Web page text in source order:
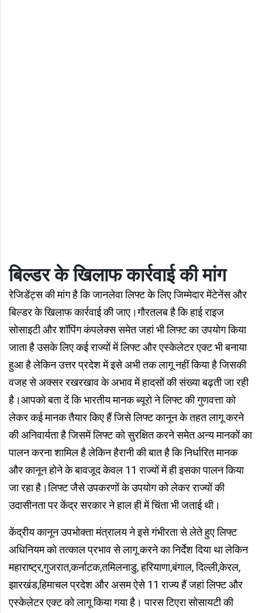
बिल्डर के खिलाफ कार्रवाई की मांग
रेजिडेंट्स की मांग है कि जानलेवा लिफ्ट के लिए जिम्मेदार मेंटेनेंस और
बिल्डर के खिलाफ कार्रवाई की जाए।गौरतलब है कि हाई राइज
सोसाइटी और शॉपिंग कंपलेक्स समेत जहां भी लिफ्ट का उपयोग किया
जाता है उसके लिए कई राज्यों में लिफ्ट और एस्केलेटर एक्ट भी बनाया
हुआ है लेकिन उत्तर प्रदेश में इसे अभी तक लागू नहीं किया है जिसकी
वजह से अक्सर रखरखाव के अभाव में हादसों की संख्या बढ़ती जा रही
है।आपको बता दें कि भारतीय मानक ब्यूरो ने लिफ्ट की गुणवत्ता को
लेकर कई मानक तैयार किए हैं जिसे लिफ्ट कानून के तहत लागू करने
की अनिवार्यता है जिसमें लिफ्ट को सुरक्षित करने समेत अन्य मानकों का
पालन करना शामिल है लेकिन हैरानी की बात है कि निर्धारित मानक
और कानून होने के बावजूद केवल 11 राज्यों में ही इसका पालन किया
जा रहा है।लिफ्ट जैसे उपकरणों के उपयोग को लेकर राज्यों की
उदासीनता पर केंद्र सरकार ने हाल ही में चिंता भी जताई थी।
केंद्रीय कानून उपभोक्ता मंत्रालय ने इसे गंभीरता से लेते हुए लिफ्ट
अधिनियम को तत्काल प्रभाव से लागू करने का निर्देश दिया था लेकिन
महाराष्ट्र,गुजरात,कर्नाटक,तमिलनाडु, हरियाणा,बंगाल, दिल्ली,केरल,
झारखंड,हिमाचल प्रदेश और असम ऐसे 11 राज्य हैं जहां लिफ्ट और
एस्केलेटर एक्ट को लागू किया गया है। पारस टिएरा सोसायटी की